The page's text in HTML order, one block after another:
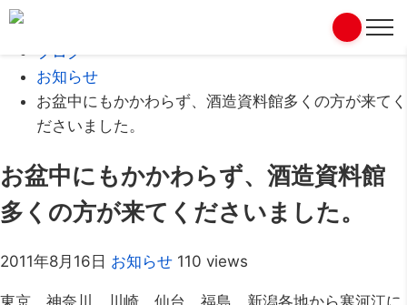
ブログ
お知らせ
お盆中にもかかわらず、酒造資料館多くの方が来てく
ださいました。
お盆中にもかかわらず、酒造資料館
多くの方が来てくださいました。
2011年8月16日 お知らせ 110 views